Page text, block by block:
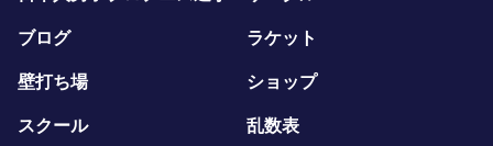
ブログ ラケット
壁打ち場 ショップ
スクール 乱数表